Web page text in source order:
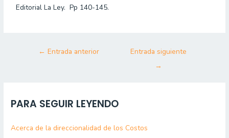
Editorial La Ley. Pp 140-145.
← Entrada anterior
Entrada siguiente
→
PARA SEGUIR LEYENDO
Acerca de la direccionalidad de los Costos